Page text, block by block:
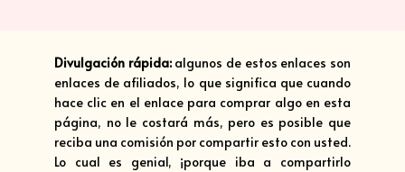
Divulgación rápida:algunos de estos enlaces son
enlaces de afiliados, lo que significa que cuando
hace clic en el enlace para comprar algo en esta
página, no le costará más, pero es posible que
reciba una comisión por compartir esto con usted.
Lo cual es genial, ¡porque iba a compartirlo